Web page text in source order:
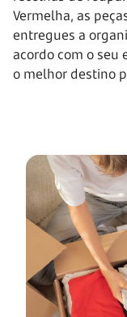
Vermelha, as
entregues a
acordo com o seu
o melhor destino